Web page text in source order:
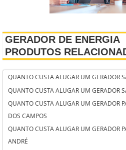
GERADOR DE ENERGIA
PRODUTOS
QUANTO CUSTA ALUGAR UM GERADOR
QUANTO CUSTA ALUGAR UM GERADOR
QUANTO CUSTA ALUGAR UM GERADOR
DOS CAMPOS
QUANTO CUSTA ALUGAR UM GERADOR
ANDRÉ